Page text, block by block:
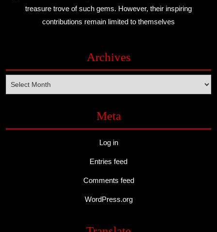
treasure trove of such gems. However, their inspiring
contributions remain limited to themselves
Archives
Meta
Log in
Entries feed
Comments feed
WordPress.org